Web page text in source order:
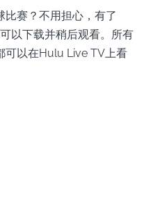
比赛？不用担心，有了
以下载并稍后观看。所有
可以在Hulu Live TV上看